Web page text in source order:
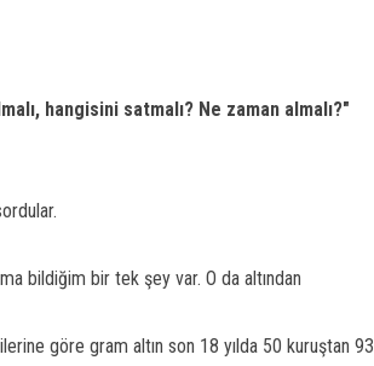
hangisini satmalı? Ne zaman almalı?"
bildiğim bir tek şey var. O da altından
göre gram altın son 18 yılda 50 kuruştan 93